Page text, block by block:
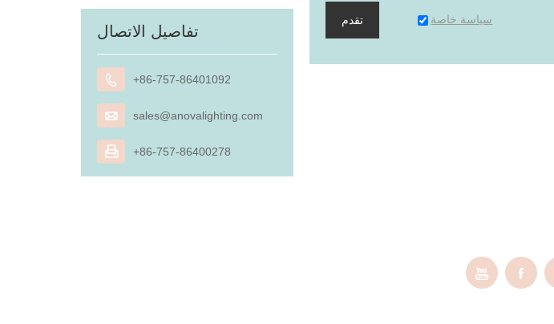
تفاصيل الاتصال
 +86-757-86401092
 sales@anovalighting.com
 +86-757-86400278
تقدم سياسة خاصة
 